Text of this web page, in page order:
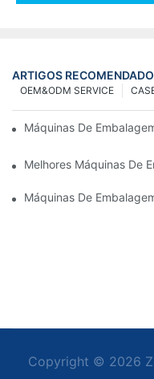
ARTIGOS
OEM&ODM SERVICE
Máquinas De
Melhores Máquinas De
Máquinas De
Copyright © 2026